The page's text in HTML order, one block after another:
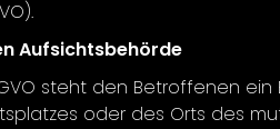
Aufsichtsbehörde
steht den Betroffenen
oder des Orts des